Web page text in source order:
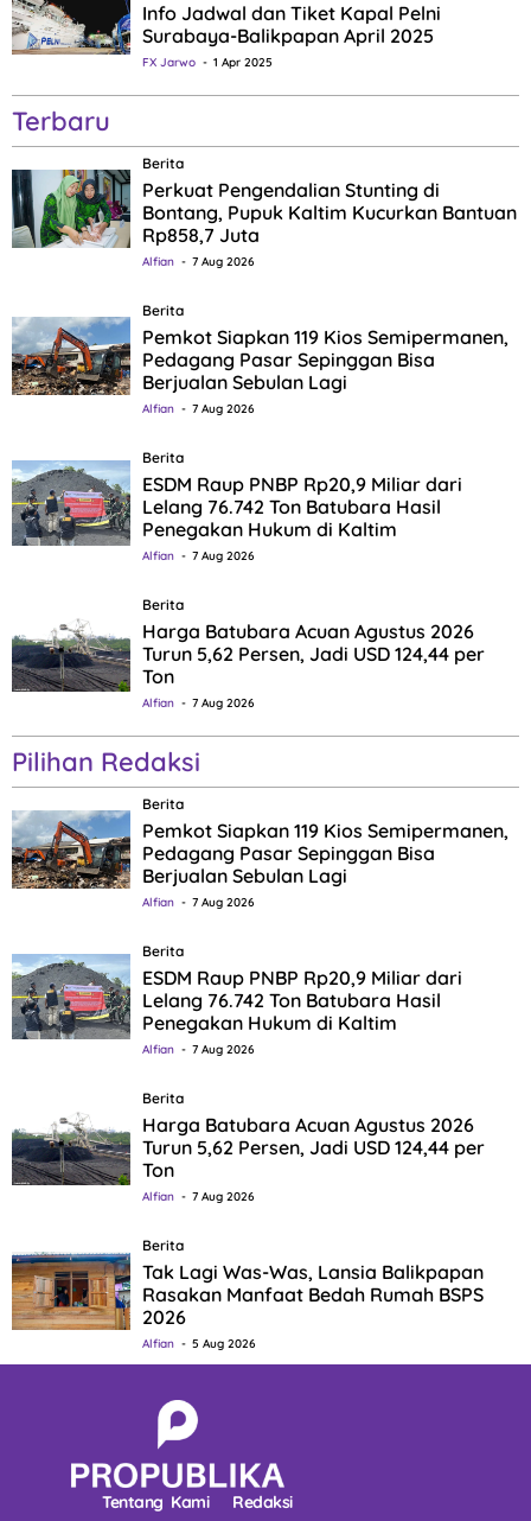
Info Jadwal dan Tiket Kapal Pelni
Surabaya-Balikpapan April 2025
FX Jarwo 1 Apr 2025
Terbaru
Berita
Perkuat Pengendalian Stunting di
Bontang, Pupuk Kaltim Kucurkan Bantuan
Rp858,7 Juta
Alfian 7 Aug 2026
Berita
Pemkot Siapkan 119 Kios Semipermanen,
Pedagang Pasar Sepinggan Bisa
Berjualan Sebulan Lagi
Alfian 7 Aug 2026
Berita
ESDM Raup PNBP Rp20,9 Miliar dari
Lelang 76.742 Ton Batubara Hasil
Penegakan Hukum di Kaltim
Alfian 7 Aug 2026
Berita
Harga Batubara Acuan Agustus 2026
Turun 5,62 Persen, Jadi USD 124,44 per
Ton
Alfian 7 Aug 2026
Pilihan Redaksi
Berita
Pemkot Siapkan 119 Kios Semipermanen,
Pedagang Pasar Sepinggan Bisa
Berjualan Sebulan Lagi
Alfian 7 Aug 2026
Berita
ESDM Raup PNBP Rp20,9 Miliar dari
Lelang 76.742 Ton Batubara Hasil
Penegakan Hukum di Kaltim
Alfian 7 Aug 2026
Berita
Harga Batubara Acuan Agustus 2026
Turun 5,62 Persen, Jadi USD 124,44 per
Ton
Alfian 7 Aug 2026
Berita
Tak Lagi Was-Was, Lansia Balikpapan
Rasakan Manfaat Bedah Rumah BSPS
2026
Alfian 5 Aug 2026
Tentang Kami
Redaksi